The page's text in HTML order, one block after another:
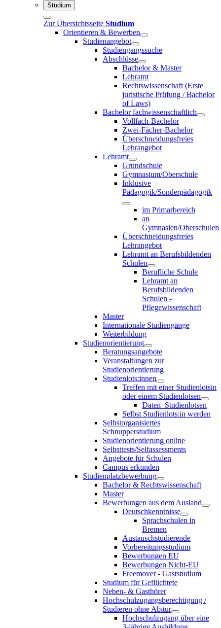
Studium
Zur Übersichtsseite Studium
Orientieren & Bewerben
Studienangebot
Studiengangssuche
Abschlüsse
Bachelor & Master
Lehramt
Rechtswissenschaft (Erste
juristische Prüfung / Bachelor
of Laws)
Bachelor fachwissenschaftlich
Vollfach-Bachelor
Zwei-Fächer-Bachelor
Überschneidungsfreies
Lehrangebot
Lehramt
Grundschule
Gymnasium/Oberschule
Inklusive
Pädagogik/Sonderpädagogik
im Primarbereich
an
Gymnasien/Oberschulen
Überschneidungsfreies
Lehrangebot
Lehramt an Berufsbildenden
Schulen
Berufliche Schule
Lehramt an
Berufsbildenden
Schulen -
Pflegewissenschaft
Master
Internationale Studiengänge
Weiterbildung
Studienorientierung
Beratungsangebote
Veranstaltungen zur
Studienorientierung
Studienlots:innen
Treffen mit einer Studienlotsin
oder einem Studienlotsen
Daten_Studienlotsen
Selbst Studienlots:in werden
Selbstorganisiertes
Schnupperstudium
Studienorientierung online
Selbsttests/Selfassessments
Angebote für Schulen
Campus erkunden
Studienplatzbewerbung
Bachelor & Rechtswissenschaft
Master
Bewerbungen aus dem Ausland
Deutschkenntnisse
Sprachschulen in
Bremen
Austauschstudierende
Vorbereitungsstudium
Bewerbungen EU
Bewerbungen Nicht-EU
Freemover - Gaststudium
Studium für Geflüchtete
Neben- & Gasthörer
Hochschulzugangsberechtigung /
Studieren ohne Abitur
Hochschulzugang über eine